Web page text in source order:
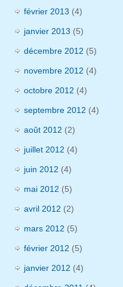
février 2013 (4)
janvier 2013 (5)
décembre 2012 (5)
novembre 2012 (4)
octobre 2012 (4)
septembre 2012 (4)
août 2012 (2)
juillet 2012 (4)
juin 2012 (4)
mai 2012 (5)
avril 2012 (2)
mars 2012 (5)
février 2012 (5)
janvier 2012 (4)